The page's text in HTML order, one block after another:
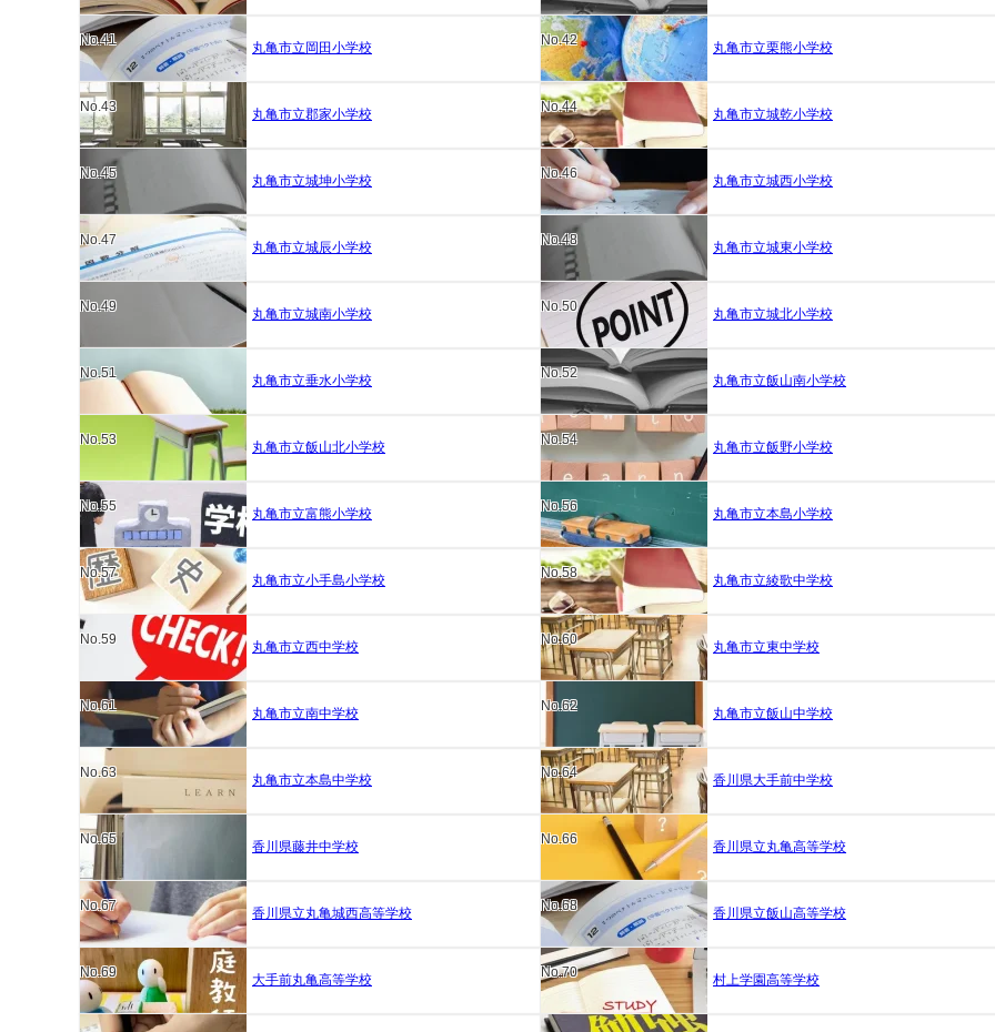
No.41
丸亀市立岡田小学校
No.42
丸亀市立栗熊小学校
No.43
丸亀市立郡家小学校
No.44
丸亀市立城乾小学校
No.45
丸亀市立城坤小学校
No.46
丸亀市立城西小学校
No.47
丸亀市立城辰小学校
No.48
丸亀市立城東小学校
No.49
丸亀市立城南小学校
No.50
丸亀市立城北小学校
No.51
丸亀市立垂水小学校
No.52
丸亀市立飯山南小学校
No.53
丸亀市立飯山北小学校
No.54
丸亀市立飯野小学校
No.55
丸亀市立富熊小学校
No.56
丸亀市立本島小学校
No.57
丸亀市立小手島小学校
No.58
丸亀市立綾歌中学校
No.59
丸亀市立西中学校
No.60
丸亀市立東中学校
No.61
丸亀市立南中学校
No.62
丸亀市立飯山中学校
No.63
丸亀市立本島中学校
No.64
香川県大手前中学校
No.65
香川県藤井中学校
No.66
香川県立丸亀高等学校
No.67
香川県立丸亀城西高等学校
No.68
香川県立飯山高等学校
No.69
大手前丸亀高等学校
No.70
村上学園高等学校